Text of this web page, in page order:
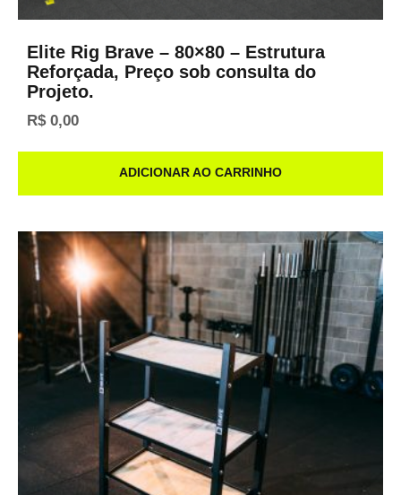
Elite Rig Brave – 80×80 – Estrutura
Reforçada, Preço sob consulta do
Projeto.
R$0,00
ADICIONAR AO CARRINHO